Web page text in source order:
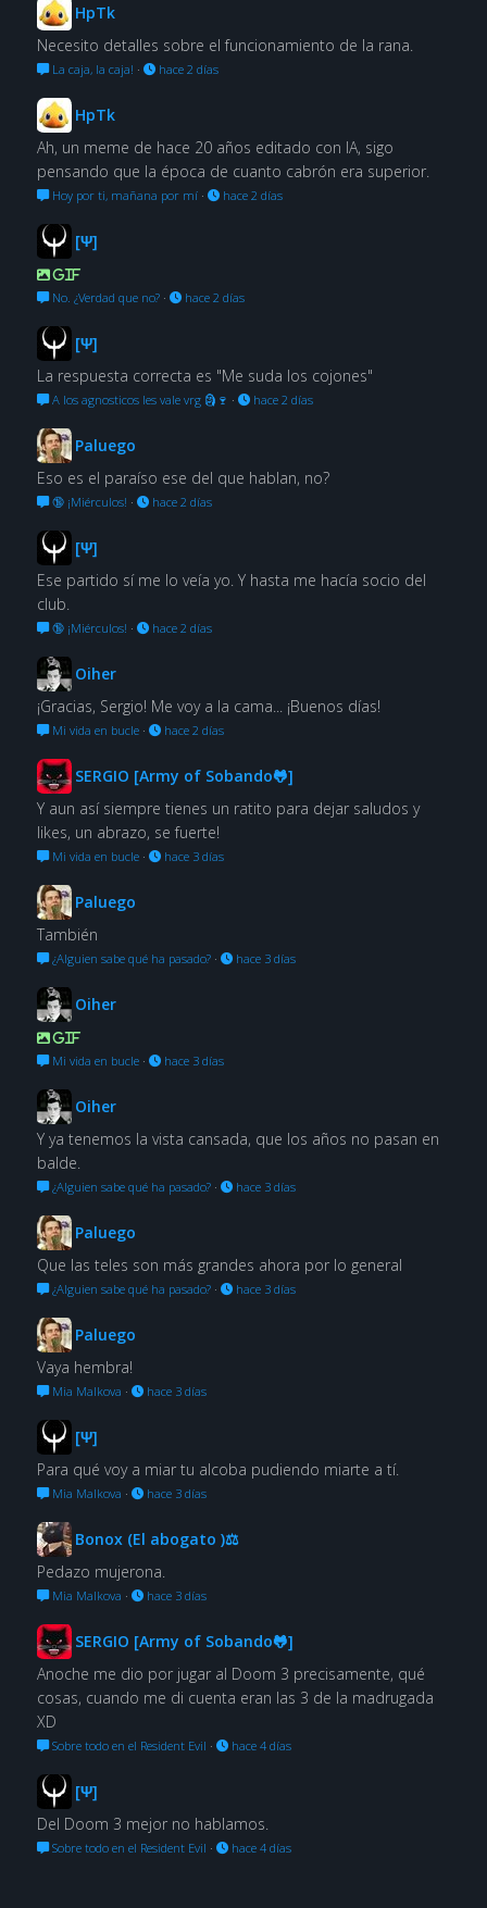
HpTk
Necesito detalles sobre el funcionamiento de la rana.
La caja, la caja! · hace 2 días
HpTk
Ah, un meme de hace 20 años editado con IA, sigo
pensando que la época de cuanto cabrón era superior.
Hoy por ti, mañana por mí· hace 2 días
[Ψ]
GIF
No. ¿Verdad que no?· hace 2 días
[Ψ]
La respuesta correcta es "Me suda los cojones"
A los agnosticos les vale vrg 🗿🍷 · hace 2 días
Paluego
Eso es el paraíso ese del que hablan, no?
🔞 ¡Miérculos! · hace 2 días
[Ψ]
Ese partido sí me lo veía yo. Y hasta me hacía socio del
club.
🔞 ¡Miérculos! · hace 2 días
Oiher
¡Gracias, Sergio! Me voy a la cama... ¡Buenos días!
Mi vida en bucle· hace 2 días
SERGIO [Army of Sobando🐸]
Y aun así siempre tienes un ratito para dejar saludos y
likes, un abrazo, se fuerte!
Mi vida en bucle· hace 3 días
Paluego
También
¿Alguien sabe qué ha pasado?· hace 3 días
Oiher
GIF
Mi vida en bucle· hace 3 días
Oiher
Y ya tenemos la vista cansada, que los años no pasan en
balde.
¿Alguien sabe qué ha pasado?· hace 3 días
Paluego
Que las teles son más grandes ahora por lo general
¿Alguien sabe qué ha pasado?· hace 3 días
Paluego
Vaya hembra!
Mia Malkova · hace 3 días
[Ψ]
Para qué voy a miar tu alcoba pudiendo miarte a tí.
Mia Malkova · hace 3 días
Bonox (El abogato )⚖
Pedazo mujerona.
Mia Malkova · hace 3 días
SERGIO [Army of Sobando🐸]
Anoche me dio por jugar al Doom 3 precisamente, qué
cosas, cuando me di cuenta eran las 3 de la madrugada
XD
Sobre todo en el Resident Evil · hace 4 días
[Ψ]
Del Doom 3 mejor no hablamos.
Sobre todo en el Resident Evil · hace 4 días